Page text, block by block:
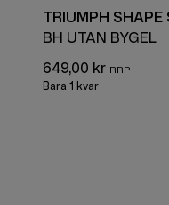
TRIUMPH SHAPE
BH UTAN BYGEL
649,00 kr
Bara 1 kvar